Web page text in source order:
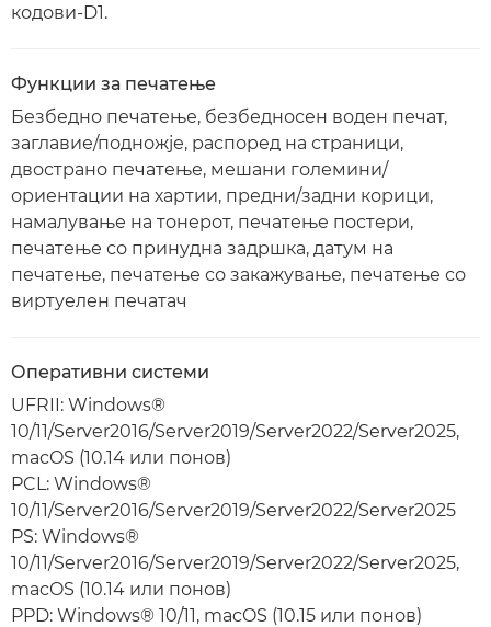
кодови-D1.
Функции за печатење
Безбедно печатење, безбедносен воден печат,
заглавие/подножје, распоред на страници,
двострано печатење, мешани големини/
ориентации на хартии, предни/задни корици,
намалување на тонерот, печатење постери,
печатење со принудна задршка, датум на
печатење, печатење со закажување, печатење со
виртуелен печатач
Оперативни системи
UFRII: Windows®
10/11/Server2016/Server2019/Server2022/Server2025,
macOS (10.14 или понов)
PCL: Windows®
10/11/Server2016/Server2019/Server2022/Server2025
PS: Windows®
10/11/Server2016/Server2019/Server2022/Server2025,
macOS (10.14 или понов)
PPD: Windows® 10/11, macOS (10.15 или понов)